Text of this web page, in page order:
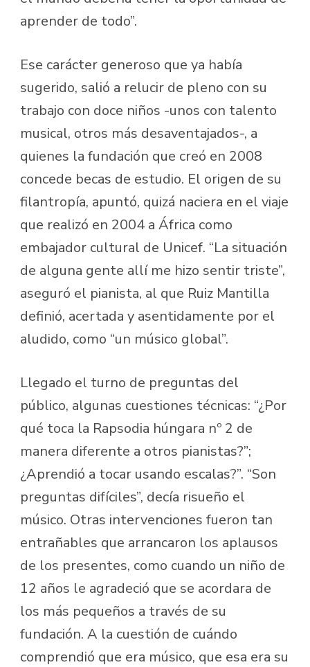
aprender de todo”.
Ese carácter generoso que ya había
sugerido, salió a relucir de pleno con su
trabajo con doce niños -unos con talento
musical, otros más desaventajados-, a
quienes la fundación que creó en 2008
concede becas de estudio. El origen de su
filantropía, apuntó, quizá naciera en el viaje
que realizó en 2004 a África como
embajador cultural de Unicef. “La situación
de alguna gente allí me hizo sentir triste”,
aseguró el pianista, al que Ruiz Mantilla
definió, acertada y asentidamente por el
aludido, como “un músico global”.
Llegado el turno de preguntas del
público, algunas cuestiones técnicas: “¿Por
qué toca la Rapsodia húngara nº 2 de
manera diferente a otros pianistas?”;
¿Aprendió a tocar usando escalas?”. “Son
preguntas difíciles”, decía risueño el
músico. Otras intervenciones fueron tan
entrañables que arrancaron los aplausos
de los presentes, como cuando un niño de
12 años le agradeció que se acordara de
los más pequeños a través de su
fundación. A la cuestión de cuándo
comprendió que era músico, que esa era su